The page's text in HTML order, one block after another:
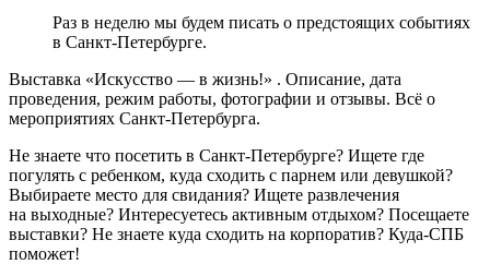
Раз в неделю мы будем писать о предстоящих событиях
в Санкт-Петербурге.
Выставка «Искусство — в жизнь!» . Описание, дата
проведения, режим работы, фотографии и отзывы. Всё о
мероприятиях Санкт-Петербурга.
Не знаете что посетить в Санкт-Петербурге? Ищете где
погулять с ребенком, куда сходить с парнем или девушкой?
Выбираете место для свидания? Ищете развлечения
на выходные? Интересуетесь активным отдыхом? Посещаете
выставки? Не знаете куда сходить на корпоратив? Куда-СПБ
поможет!